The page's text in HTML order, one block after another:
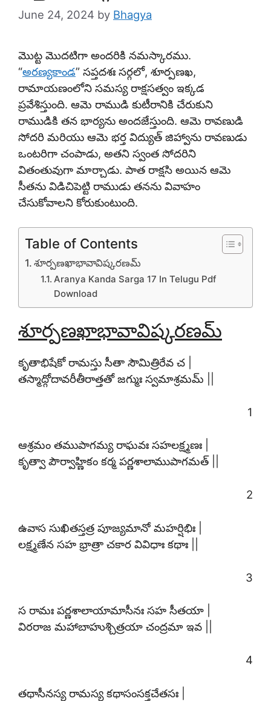
June 24, 2024 by Bhagya
మొట్ట మొదటిగా అందరికి నమస్కారము.
“అరణ్యకాండ” సప్తదశః సర్గలో, శూర్పణఖ,
రామాయణంలోని సమస్య రాక్షసత్వం ఇక్కడ
ప్రవేశిస్తుంది. ఆమె రాముడి కుటీరానికి చేరుకుని
రాముడికి తన భార్యను అందజేస్తుంది. ఆమె రావణుడి
సోదరి మరియు ఆమె భర్త విద్యుత్ జిహ్వాను రావణుడు
ఒంటరిగా చంపాడు, అతని స్వంత సోదరిని
వితంతువుగా మార్చాడు. పాత రాక్షసి అయిన ఆమె
సీతను విడిచిపెట్టి రాముడు తనను వివాహం
చేసుకోవాలని కోరుకుంటుంది.
Table of Contents
శూర్పణఖాభావావిష్కరణమ్
Aranya Kanda Sarga 17 In Telugu Pdf
Download
శూర్పణఖాభావావిష్కరణమ్
కృతాభిషేకో రామస్తు సీతా సౌమిత్రిరేవ చ |
తస్మాద్గోదావరీతీరాత్తతో జగ్ముః స్వమాశ్రమమ్ ||
1
ఆశ్రమం తముపాగమ్య రాఘవః సహలక్ష్మణః |
కృత్వా పౌర్వాహ్ణికం కర్మ పర్ణశాలాముపాగమత్ ||
2
ఉవాస సుఖితస్తత్ర పూజ్యమానో మహర్షిభిః |
లక్ష్మణేన సహ భ్రాత్రా చకార వివిధాః కథాః ||
3
స రామః పర్ణశాలాయామాసీనః సహ సీతయా |
విరరాజ మహాబాహుశ్చిత్రయా చంద్రమా ఇవ ||
4
తథాసీనస్య రామస్య కథాసంసక్తచేతసః |